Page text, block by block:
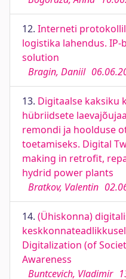
12. Interneti
logistika lahendus.
solution
Bragin, Daniil
13. Digitaalse kaksiku
hübriidsete
remondi ja hoolduse
toetamiseks. Digital
making in retrofit,
hydrid power plants
Bratkov, Valentin
14. (Ühiskonna)
Digitalization (of
Awareness
Buntcevich, Vladimir